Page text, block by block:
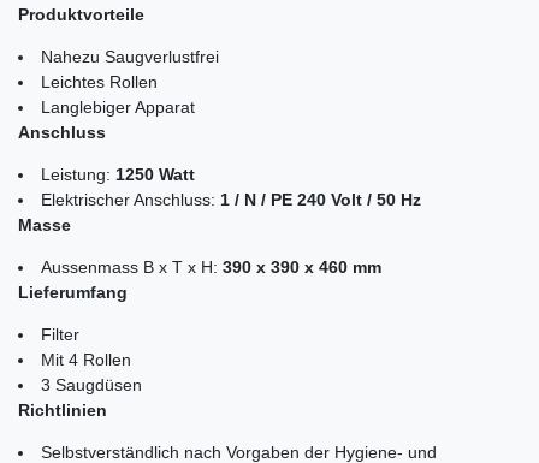
Produktvorteile
Nahezu Saugverlustfrei
Leichtes Rollen
Langlebiger Apparat
Anschluss
Leistung: 1250 Watt
Elektrischer Anschluss: 1 / N / PE 240 Volt / 50 Hz
Masse
Aussenmass B x T x H: 390 x 390 x 460 mm
Lieferumfang
Filter
Mit 4 Rollen
3 Saugdüsen
Richtlinien
Selbstverständlich nach Vorgaben der Hygiene- und